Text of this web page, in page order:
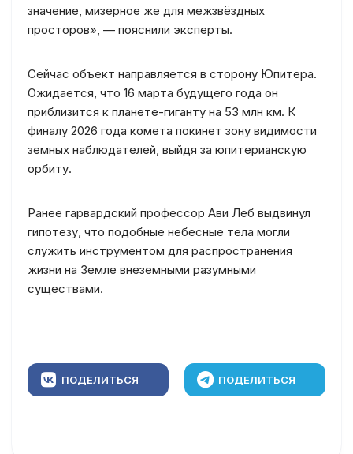
значение, мизерное же для межзвёздных
просторов», — пояснили эксперты.
Сейчас объект направляется в сторону Юпитера.
Ожидается, что 16 марта будущего года он
приблизится к планете-гиганту на 53 млн км. К
финалу 2026 года комета покинет зону видимости
земных наблюдателей, выйдя за юпитерианскую
орбиту.
Ранее гарвардский профессор Ави Леб выдвинул
гипотезу, что подобные небесные тела могли
служить инструментом для распространения
жизни на Земле внеземными разумными
существами.
ПОДЕЛИТЬСЯ ПОДЕЛИТЬСЯ